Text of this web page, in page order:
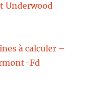
Underwood
à calculer –
Fd